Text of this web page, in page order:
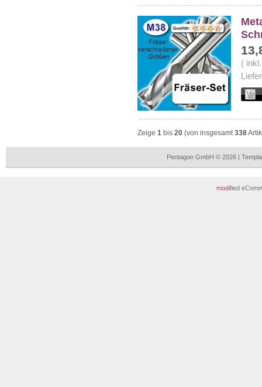
(
Zeige 1 bis 20 (von insgesamt338
Pentagon GmbH © 2026 |
modified